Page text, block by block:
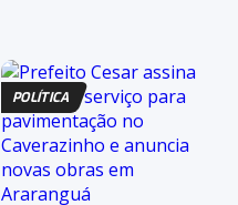
POLÍTICA